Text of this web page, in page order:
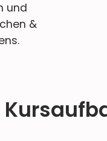
und
&